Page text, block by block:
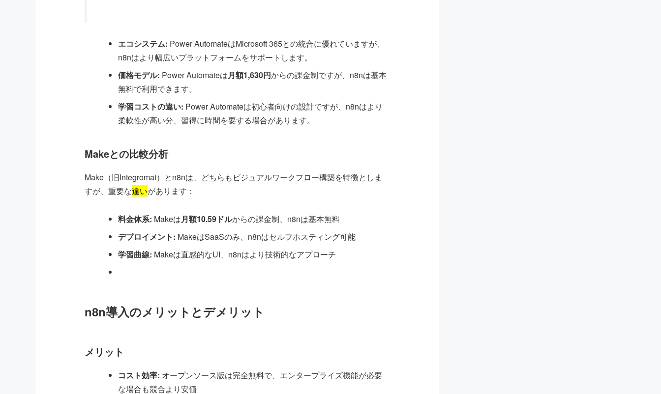
エコシステム: Power AutomateはMicrosoft 365との統合に優れていますが、
n8nはより幅広いプラットフォームをサポートします。
価格モデル: Power Automateは月額1,630円からの課金制ですが、n8nは基本
無料で利用できます。
学習コストの違い: Power Automateは初心者向けの設計ですが、n8nはより
柔軟性が高い分、習得に時間を要する場合があります。
Makeとの比較分析
Make（旧Integromat）とn8nは、どちらもビジュアルワークフロー構築を特徴としま
すが、重要な違いがあります：
料金体系: Makeは月額10.59ドルからの課金制、n8nは基本無料
デプロイメント: MakeはSaaSのみ、n8nはセルフホスティング可能
学習曲線: Makeは直感的なUI、n8nはより技術的なアプローチ
n8n導入のメリットとデメリット
メリット
コスト効率: オープンソース版は完全無料で、エンタープライズ機能が必要
な場合も競合より安価